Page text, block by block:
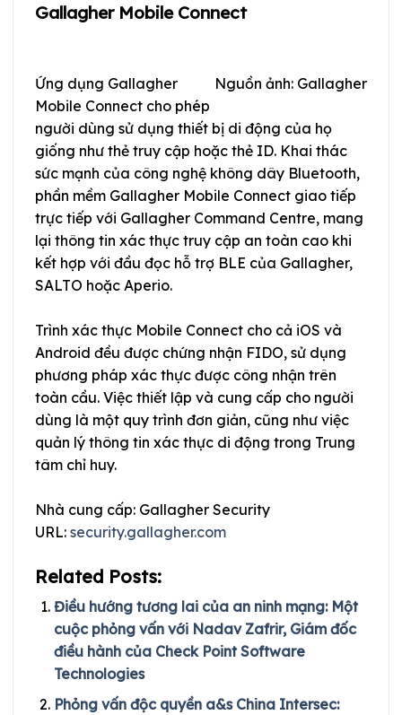
Gallagher Mobile Connect
Nguồn ảnh: Gallagher
Ứng dụng Gallagher
Mobile Connect cho phép
người dùng sử dụng thiết bị di động của họ
giống như thẻ truy cập hoặc thẻ ID. Khai thác
sức mạnh của công nghệ không dây Bluetooth,
phần mềm Gallagher Mobile Connect giao tiếp
trực tiếp với Gallagher Command Centre, mang
lại thông tin xác thực truy cập an toàn cao khi
kết hợp với đầu đọc hỗ trợ BLE của Gallagher,
SALTO hoặc Aperio.
Trình xác thực Mobile Connect cho cả iOS và
Android đều được chứng nhận FIDO, sử dụng
phương pháp xác thực được công nhận trên
toàn cầu. Việc thiết lập và cung cấp cho người
dùng là một quy trình đơn giản, cũng như việc
quản lý thông tin xác thực di động trong Trung
tâm chỉ huy.
Nhà cung cấp: Gallagher Security
URL: security.gallagher.com
Related Posts:
Điều hướng tương lai của an ninh mạng: Một
cuộc phỏng vấn với Nadav Zafrir, Giám đốc
điều hành của Check Point Software
Technologies
Phỏng vấn độc quyền a&s China Intersec: